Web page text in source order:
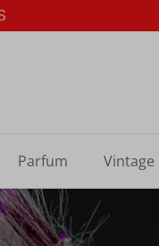
Parfum Vintage